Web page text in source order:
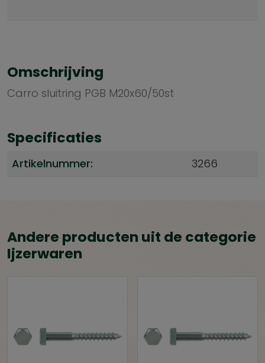
Omschrijving
Carro sluitring PGB M20x60/50st
Specificaties
Artikelnummer: 3266
Andere producten uit de categorie
Ijzerwaren